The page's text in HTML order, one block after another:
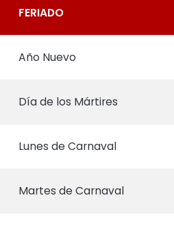
FERIADO
Año Nuevo
Día de los Mártires
Lunes de Carnaval
Martes de Carnaval